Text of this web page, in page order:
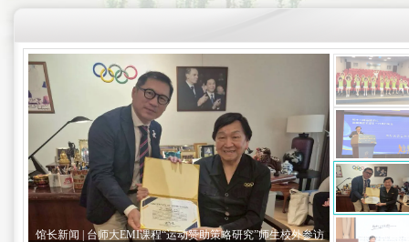
馆长新闻｜天津大港奥林匹克博物馆吴经国馆长应邀出席人